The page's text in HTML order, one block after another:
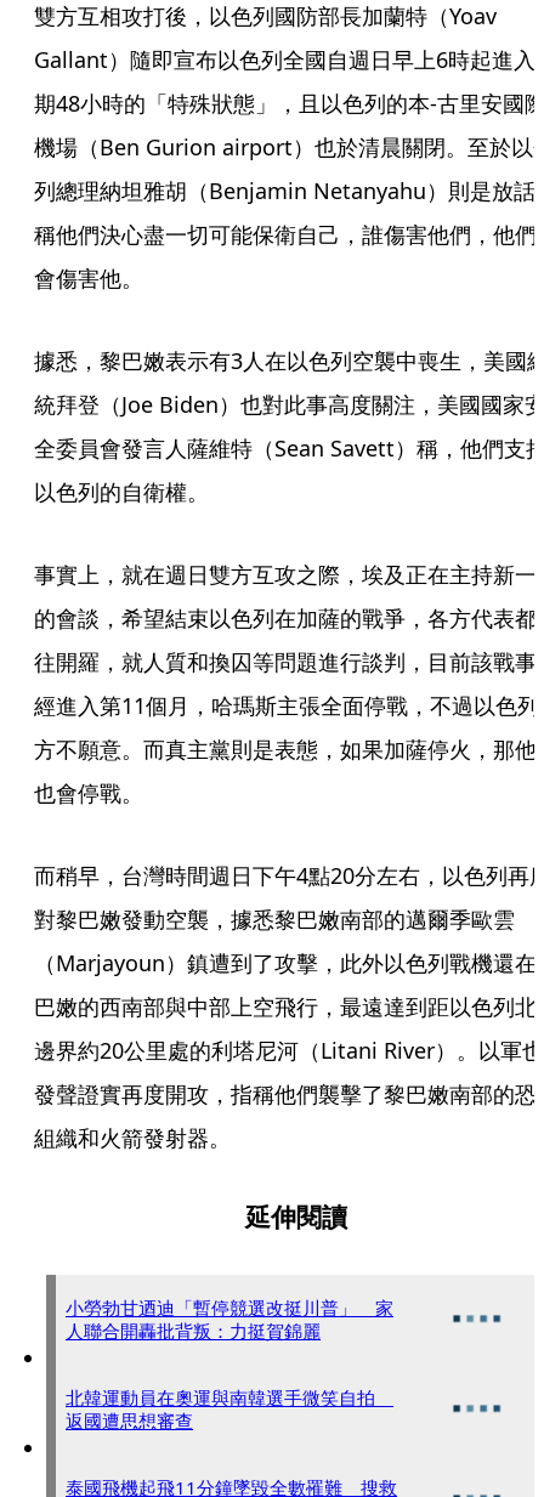
雙方互相攻打後，以色列國防部長加蘭特（Yoav
Gallant）隨即宣布以色列全國自週日早上6時起進入
期48小時的「特殊狀態」，且以色列的本-古里安國
機場（Ben Gurion airport）也於清晨關閉。至於以
列總理納坦雅胡（Benjamin Netanyahu）則是放話
稱他們決心盡一切可能保衛自己，誰傷害他們，他們
會傷害他。
據悉，黎巴嫩表示有3人在以色列空襲中喪生，美國
統拜登（Joe Biden）也對此事高度關注，美國國家
全委員會發言人薩維特（Sean Savett）稱，他們支
以色列的自衛權。
事實上，就在週日雙方互攻之際，埃及正在主持新一
的會談，希望結束以色列在加薩的戰爭，各方代表都
往開羅，就人質和換囚等問題進行談判，目前該戰事
經進入第11個月，哈瑪斯主張全面停戰，不過以色列
方不願意。而真主黨則是表態，如果加薩停火，那他
也會停戰。
而稍早，台灣時間週日下午4點20分左右，以色列再
對黎巴嫩發動空襲，據悉黎巴嫩南部的邁爾季歐雲
（Marjayoun）鎮遭到了攻擊，此外以色列戰機還在
巴嫩的西南部與中部上空飛行，最遠達到距以色列北
邊界約20公里處的利塔尼河（Litani River）。以軍也
發聲證實再度開攻，指稱他們襲擊了黎巴嫩南部的恐
組織和火箭發射器。
延伸閱讀
小勞勃甘迺迪「暫停競選改挺川普」 家
人聯合開轟批背叛：力挺賀錦麗
北韓運動員在奧運與南韓選手微笑自拍
返國遭思想審查
泰國飛機起飛11分鐘墜毀全數罹難 搜救